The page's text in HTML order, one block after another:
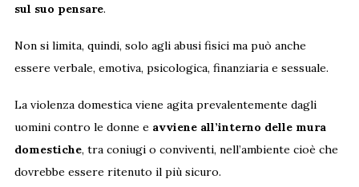
sul suo pensare.
Non si limita, quindi, solo agli abusi fisici ma può anche
essere verbale, emotiva, psicologica, finanziaria e sessuale.
La violenza domestica viene agita prevalentemente dagli
uomini contro le donne e avviene all’interno delle mura
domestiche, tra coniugi o conviventi, nell’ambiente cioè che
dovrebbe essere ritenuto il più sicuro.